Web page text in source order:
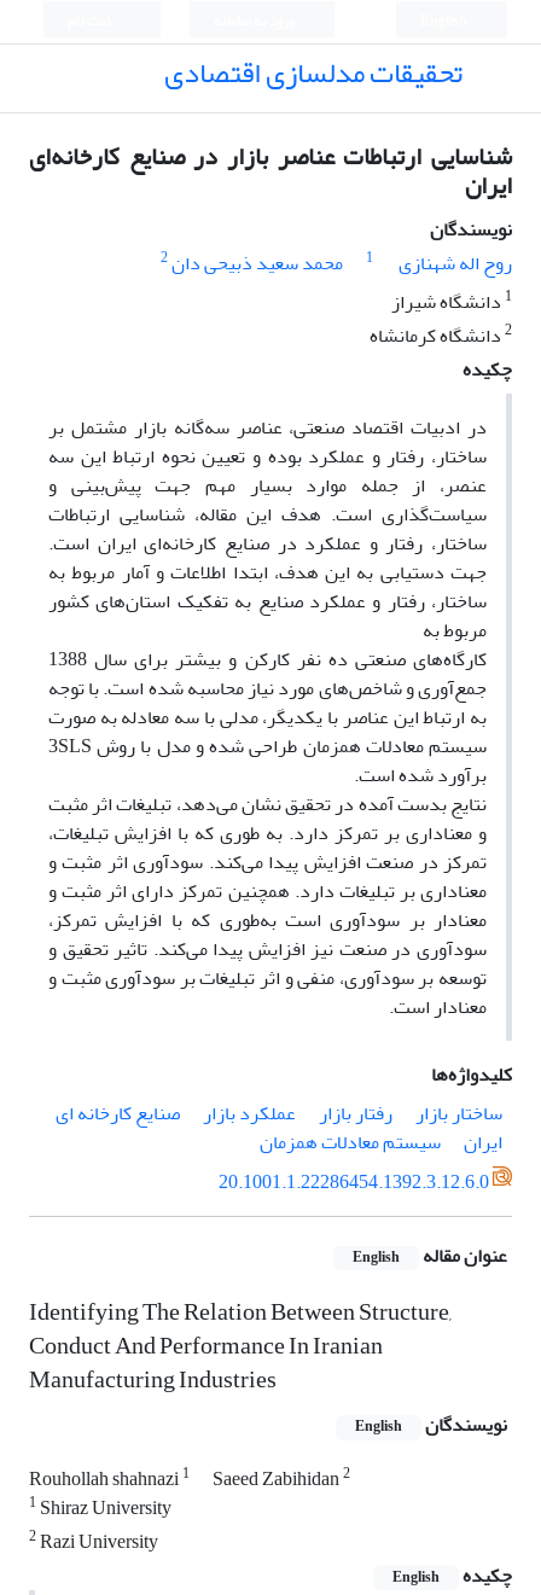
تحقیقات مدلسازی اقتصادی
شناسایی ارتباطات عناصر بازار در صنایع کارخانه‌ای
ایران
نویسندگان
روح اله شهنازی
1 محمد سعید ذبیحی دان2
1 دانشگاه شیراز
2دانشگاه کرمانشاه
چکیده
در ادبیات اقتصاد صنعتی، عناصر سه‌گانه بازار مشتمل بر
ساختار، رفتار و عملکرد بوده و تعیین نحوه ارتباط این سه
عنصر، از جمله موارد بسیار مهم جهت پیش‌بینی و
سیاست‌گذاری است. هدف این مقاله، شناسایی ارتباطات
ساختار، رفتار و عملکرد در صنایع کارخانه‌ای ایران است.
جهت دستیابی به این هدف، ابتدا اطلاعات و آمار مربوط به
ساختار، رفتار و عملکرد صنایع به تفکیک استان‌های کشور
مربوط به
کارگاه‌های صنعتی ده نفر کارکن و بیشتر برای سال 1388
جمع‌آوری و شاخص‌های مورد نیاز محاسبه شده است. با توجه
به ارتباط این عناصر با یکدیگر، مدلی با سه معادله به صورت
سیستم معادلات همزمان طراحی شده و مدل با روش 3SLS
برآورد شده است.
نتایج بدست آمده در تحقیق نشان می‌دهد، تبلیغات اثر مثبت
و معناداری بر تمرکز دارد. به طوری که با افزایش تبلیغات،
تمرکز در صنعت افزایش پیدا می‌کند. سودآوری اثر مثبت و
معناداری بر تبلیغات دارد. همچنین تمرکز دارای اثر مثبت و
معنادار بر سودآوری است به‌طوری که با افزایش تمرکز،
سودآوری در صنعت نیز افزایش پیدا می‌کند. تاثیر تحقیق و
توسعه بر سودآوری، منفی و اثر تبلیغات بر سودآوری مثبت و
معنادار است.
کلیدواژه‌ها
ساختار بازار
رفتار بازار عملکرد بازار
صنایع کارخانه ای
ایران
سیستم معادلات همزمان
20.1001.1.22286454.1392.3.12.6.0
عنوان مقاله English
Identifying The Relation Between Structure,
Conduct And Performance In Iranian
Manufacturing Industries
نویسندگان English
Rouhollah shahnazi1 Saeed Zabihidan2
1 Shiraz University
2Razi University
چکیده
English